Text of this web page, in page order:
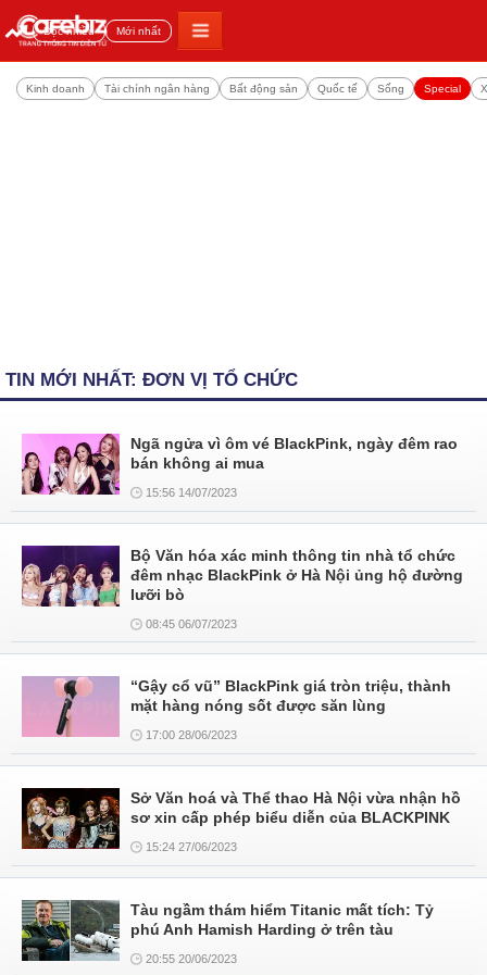
Đọc nhiều Mới nhất
Kinh doanh Tài chính ngân hàng Bất động sản Quốc tế Sống Special
TIN MỚI NHẤT: ĐƠN VỊ TỔ CHỨC
Ngã ngửa vì ôm vé BlackPink, ngày đêm rao
bán không ai mua
15:56 14/07/2023
Bộ Văn hóa xác minh thông tin nhà tổ chức
đêm nhạc BlackPink ở Hà Nội ủng hộ đường
lưỡi bò
08:45 06/07/2023
“Gậy cổ vũ” BlackPink giá tròn triệu, thành
mặt hàng nóng sốt được săn lùng
17:00 28/06/2023
Sở Văn hoá và Thể thao Hà Nội vừa nhận hồ
sơ xin cấp phép biểu diễn của BLACKPINK
15:24 27/06/2023
Tàu ngầm thám hiểm Titanic mất tích: Tỷ
phú Anh Hamish Harding ở trên tàu
20:55 20/06/2023